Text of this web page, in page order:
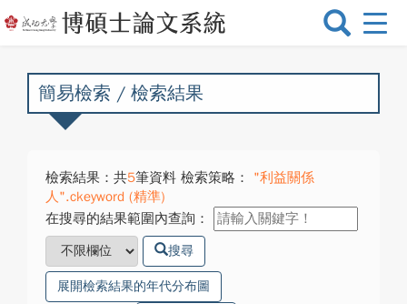
選
換
簡易檢索 / 檢索結果
檢索結果：共5筆資料 檢索策略：
"利益關係
人".ckeyword (精準)
在搜尋的結果範圍內查詢：
搜尋
展開檢索結果的年代分布圖